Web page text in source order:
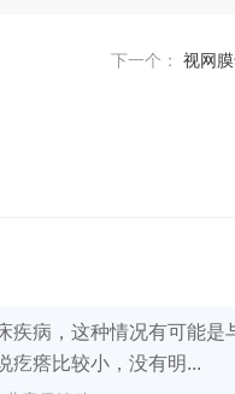
下一个： 视网
疾病，这种情况有可能
疙瘩比较小，没有明...